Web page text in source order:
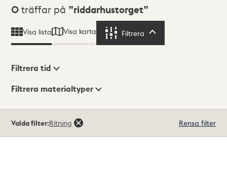
Sökresultat
0 träffar på riddarhustorget
Visa lista Visa karta Filtrera
Visningsläge
Filtrera tid
Filtrera materialtyper
träffar
Valda filter:Ritning Rensa filter